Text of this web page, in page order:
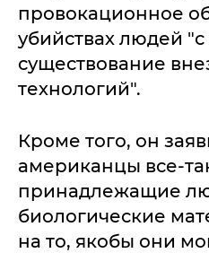
провокационное
убийствах людей
существование
технологий".
Кроме того, он
американцы все-
принадлежащие
биологические
на то, якобы они